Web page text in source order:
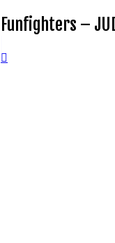
Funfighters –